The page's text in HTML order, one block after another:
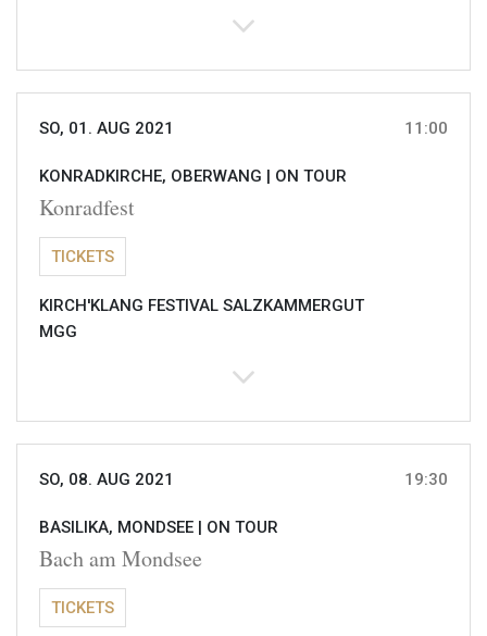
SO, 01. AUG 2021 11:00
KONRADKIRCHE, OBERWANG | ON TOUR
Konradfest
TICKETS
KIRCH'KLANG FESTIVAL SALZKAMMERGUT
MGG
SO, 08. AUG 2021 19:30
BASILIKA, MONDSEE | ON TOUR
Bach am Mondsee
TICKETS